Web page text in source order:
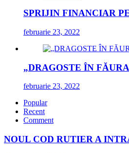
SPRIJIN FINANCIAR
februarie 23, 2022
„DRAGOSTE ÎN
februarie 23, 2022
Popular
Recent
Comment
NOUL COD RUTIER A